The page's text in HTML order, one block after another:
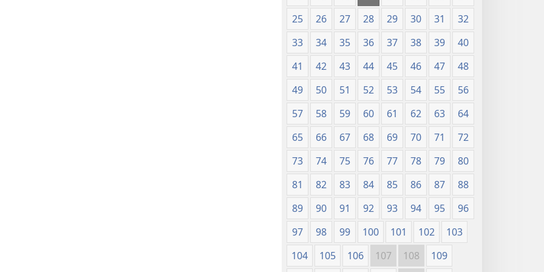
25
26 27 28 29 30 31
32
33
34 35 36 37 38 39
40
41
42 43 44 45 46 47
48
49
50 51 52 53 54 55
56
57
58 59 60 61 62 63
64
65
66 67 68 69 70 71
72
73
74 75 76 77 78 79
80
81
82 83 84 85 86 87
88
89
90 91 92 93 94 95
96
97
98 99 100 101 102
103
104
105 106 107 108
109